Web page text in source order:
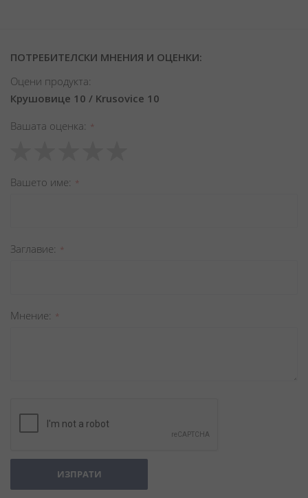
ПОТРЕБИТЕЛСКИ МНЕНИЯ И ОЦЕНКИ:
Оцени продукта:
Крушовице 10 / Krusovice 10
Вашата оценка
star
stars
stars
stars
stars
Вашето име
Заглавиe
Мнение
ИЗПРАТИ